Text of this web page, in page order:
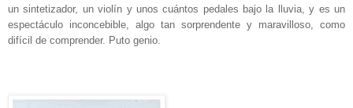
un sintetizador, un violín y unos cuántos pedales bajo la lluvia, y es un
espectáculo inconcebible, algo tan sorprendente y maravilloso, como
difícil de comprender. Puto genio.